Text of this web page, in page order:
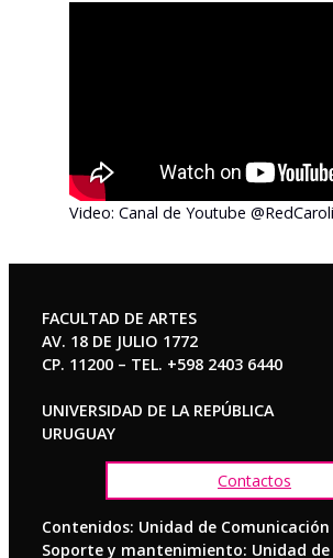
Video: Canal de Youtube
FACULTAD DE ARTES
AV. 18 DE JULIO 1772
CP. 11200 – TEL. +598 2403 6440
UNIVERSIDAD DE LA REPÚBLICA
URUGUAY
Contactos
Contenidos: Unidad de Comunicación
Soporte y mantenimiento: Unidad